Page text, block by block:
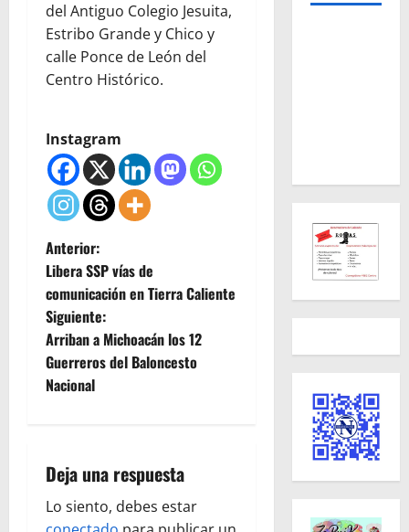
del Antiguo Colegio Jesuita,
Estribo Grande y Chico y
calle Ponce de León del
Centro Histórico.
Instagram
N
a
v
e
c
i
Anterior:
Libera SSP vías de
comunicación en Tierra Caliente
Siguiente:
Arriban a Michoacán los 12
Guerreros del Baloncesto
Nacional
Deja una respuesta
Lo siento, debes estar